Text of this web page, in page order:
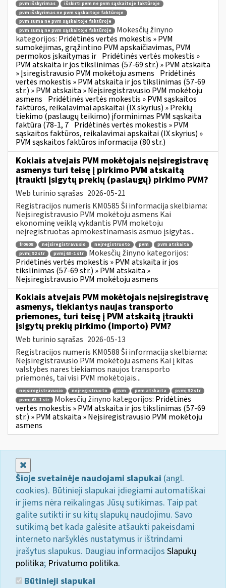
pvm išskyrimas
išskirti pvm ne pvm sąskaitoje faktūroje
pvm išskyrimas ne pvm sąskaitoje faktūroje
pvm suma ne pvm sąskaitoje faktūroje
pvm sumą ne pvm sąskaitoje faktūroje
Mokesčių žinyno
kategorijos: Pridėtinės vertės mokestis » PVM
sumokėjimas, grąžintino PVM apskaičiavimas, PVM
permokos įskaitymas ir Pridėtinės vertės mokestis »
PVM atskaita ir jos tikslinimas (57-69 str.) » PVM atskaita
» Įsiregistravusio PVM mokėtoju asmens Pridėtinės
vertės mokestis » PVM atskaita ir jos tikslinimas (57-69
str.) » PVM atskaita » Neįsiregistravusio PVM mokėtoju
asmens Pridėtinės vertės mokestis » PVM sąskaitos
faktūros, reikalavimai apskaitai (IX skyrius) » Prekių
tiekimo (paslaugų teikimo) įforminimas PVM sąskaita
faktūra (78-1, 7 Pridėtinės vertės mokestis » PVM
sąskaitos faktūros, reikalavimai apskaitai (IX skyrius) »
PVM sąskaitos faktūros informacija (80 str.)
Kokiais atvejais PVM mokėtojais neįsiregistravę
asmenys turi teisę į pirkimo PVM atskaitą
įtraukti įsigytų prekių (paslaugų) pirkimo PVM?
Web turinio sąrašas 2026-05-21
Registracijos numeris KM0585 Ši informacija skelbiama:
Neįsiregistravusio PVM mokėtoju asmens Kai
ekonominę veiklą vykdantis PVM mokėtoju
neįregistruotas apmokestinamasis asmuo įsigytas...
fr0608 neįsiregistravusio neįregistruoto pvm
pvm atskaita
pvmį 92 str
pvmį 63-1 str
Mokesčių žinyno kategorijos:
Pridėtinės vertės mokestis » PVM atskaita ir jos
tikslinimas (57-69 str.) » PVM atskaita »
Neįsiregistravusio PVM mokėtoju asmens
Kokiais atvejais PVM mokėtojais neįsiregistravę
asmenys, tiekiantys naujas transporto
priemones, turi teisę į PVM atskaitą įtraukti
įsigytų prekių pirkimo (importo) PVM?
Web turinio sąrašas 2026-05-13
Registracijos numeris KM0588 Ši informacija skelbiama:
Neįsiregistravusio PVM mokėtoju asmens Kai į kitas
valstybes nares tiekiamos naujos transporto
priemonės, tai visi PVM mokėtojais...
neįsiregistravusio neįregistruoto pvm pvm atskaita
pvmį 92 str
pvmį 63-1 str
Mokesčių žinyno kategorijos: Pridėtinės
vertės mokestis » PVM atskaita ir jos tikslinimas (57-69
str.) » PVM atskaita » Neįsiregistravusio PVM mokėtoju
asmens
Šioje svetainėje naudojami slapukai (angl.
cookies). Būtinieji slapukai įdiegiami automatiškai
ir jiems nėra reikalingas Jūsų sutikimas. Taip pat
galite sutikti ir su kitų slapukų naudojimu. Savo
sutikimą bet kada galėsite atšaukti pakeisdami
interneto naršyklės nustatymus ir ištrindami
įrašytus slapukus. Daugiau informacijos Slapukų
politika; Privatumo politika.
Būtinieji slapukai